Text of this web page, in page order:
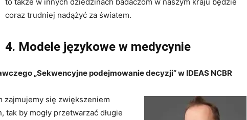
coraz trudniej nadążyć za światem.
4. Modele językowe w medycynie
„Sekwencyjne podejmowanie decyzji” w IDEAS NCBR
zajmujemy się zwiększeniem
by mogły przetwarzać długie